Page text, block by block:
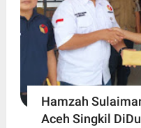
Hamzah
Aceh Singkil